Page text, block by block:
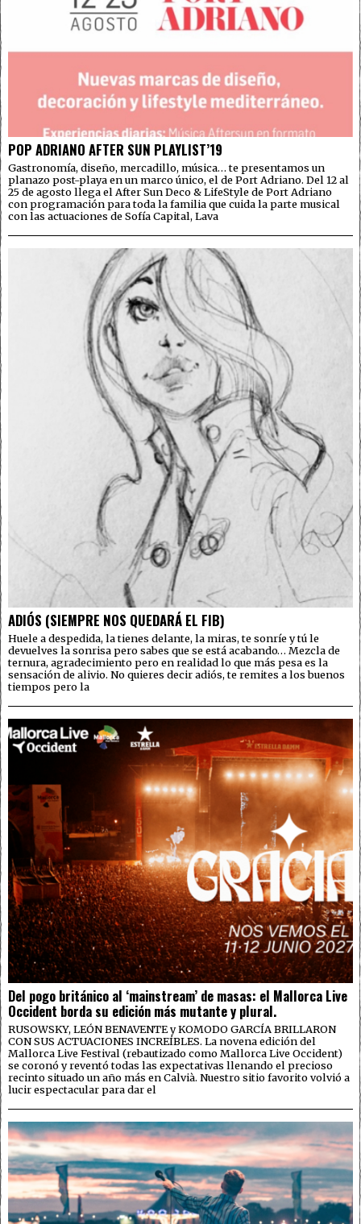
POP ADRIANO AFTER SUN PLAYLIST’19
Gastronomía, diseño, mercadillo, música… te presentamos un
planazo post-playa en un marco único, el de Port Adriano. Del 12 al
25 de agosto llega el After Sun Deco & LifeStyle de Port Adriano
con programación para toda la familia que cuida la parte musical
con las actuaciones de Sofía Capital, Lava
ADIÓS (SIEMPRE NOS QUEDARÁ EL FIB)
Huele a despedida, la tienes delante, la miras, te sonríe y tú le
devuelves la sonrisa pero sabes que se está acabando… Mezcla de
ternura, agradecimiento pero en realidad lo que más pesa es la
sensación de alivio. No quieres decir adiós, te remites a los buenos
tiempos pero la
Del pogo británico al ‘mainstream’ de masas: el Mallorca Live
Occident borda su edición más mutante y plural.
RUSOWSKY, LEÓN BENAVENTE y KOMODO GARCÍA BRILLARON
CON SUS ACTUACIONES INCREÍBLES. La novena edición del
Mallorca Live Festival (rebautizado como Mallorca Live Occident)
se coronó y reventó todas las expectativas llenando el precioso
recinto situado un año más en Calvià. Nuestro sitio favorito volvió a
lucir espectacular para dar el